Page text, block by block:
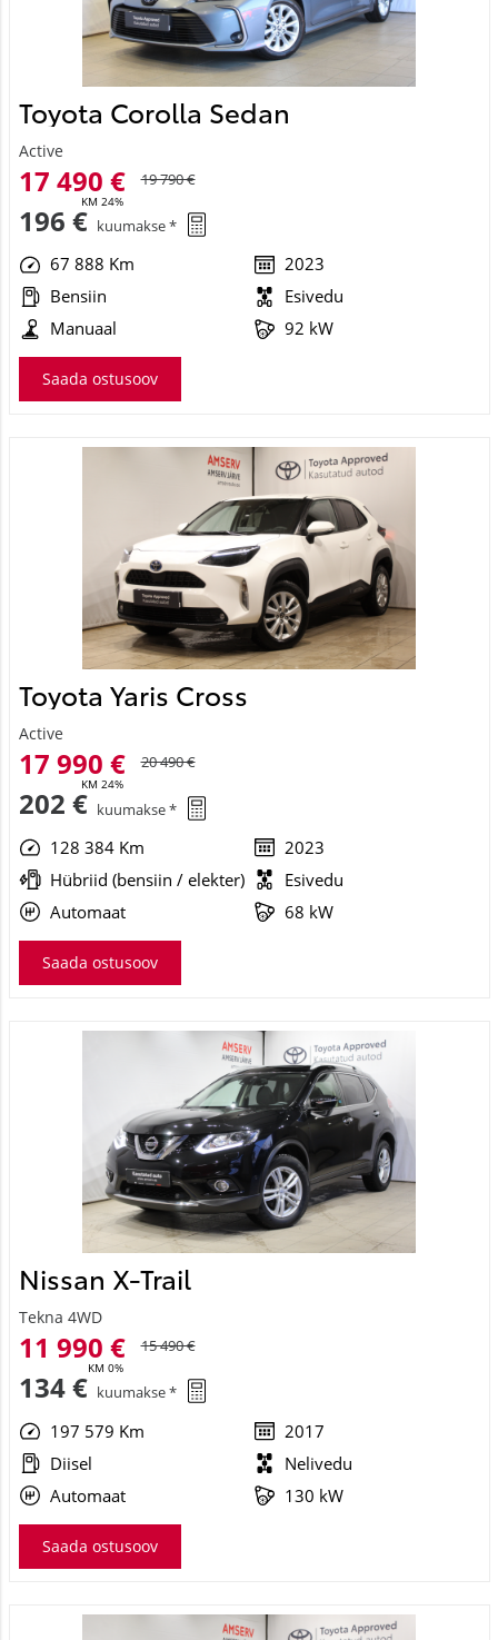
Toyota Corolla Sedan
Active
17 490 €
KM 24%
196 € kuumakse *
Bensiin
Esivedu
Manuaal
92 kW
Saada ostusoov
Toyota Yaris Cross
Active
17 990 €
KM 24%
202 € kuumakse *
Hübriid (bensiin / elekter)
Esivedu
Automaat
68 kW
Saada ostusoov
Nissan X-Trail
11 990 €
KM 0%
134 € kuumakse *
Diisel
Nelivedu
Automaat
130 kW
Saada ostusoov